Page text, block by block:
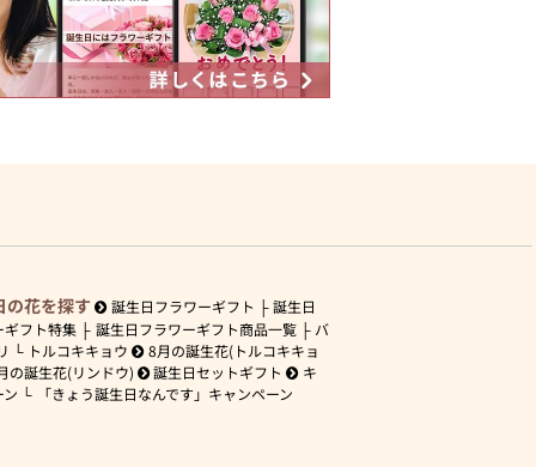
の花を探す 誕生日フラワーギフト
誕生日
ギフト特集
誕生日フラワーギフト商品一覧
バ
トルコキキョウ
8月の誕生花(トルコキキョ
の誕生花(リンドウ) 誕生日セットギフト
キ
ン
「きょう誕生日なんです」キャンペーン